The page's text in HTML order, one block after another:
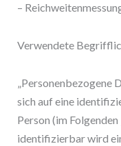
–
Verwendete
„Personenbezogene
sich auf eine
Person (im
identifizierbar wird